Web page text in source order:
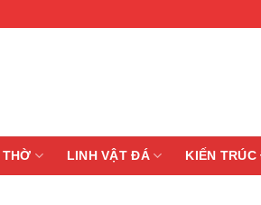
LINH VẬT ĐÁ KIẾN TRÚC